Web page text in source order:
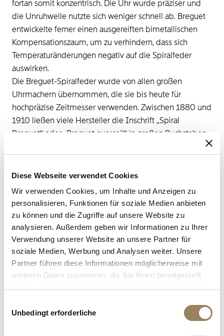
Diese Webseite verwendet Cookies
Wir verwenden Cookies, um Inhalte und Anzeigen zu
personalisieren, Funktionen für soziale Medien anbieten
zu können und die Zugriffe auf unsere Website zu
analysieren. Außerdem geben wir Informationen zu Ihrer
Verwendung unserer Website an unsere Partner für
soziale Medien, Werbung und Analysen weiter. Unsere
Partner führen diese Informationen möglicherweise mit
weiteren Daten zusammen, die Sie ihnen bereitgestellt
Unbedingt erforderliche
fortan somit konzentrisch. Die Uhr wurde präziser und
die Unruhwelle nutzte sich weniger schnell ab. Breguet
entwickelte ferner einen ausgereiften bimetallischen
Kompensationszaum, um zu verhindern, dass sich
Temperaturänderungen negativ auf die Spiralfeder
auswirken.
Die Breguet-Spiralfeder wurde von allen großen
Uhrmachern übernommen, die sie bis heute für
hochpräzise Zeitmesser verwenden. Zwischen 1880 und
1910 ließen viele Hersteller die Inschrift „Spiral
Breguet“ oder „Breguet overcoil“ in großen Buchstaben